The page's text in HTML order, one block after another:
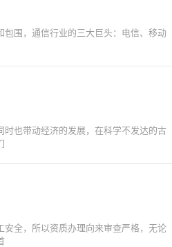
围，通信行业的三大巨头：电信、移动
也带动经济的发展，在科学不发达的古
全，所以资质办理向来审查严格，无论